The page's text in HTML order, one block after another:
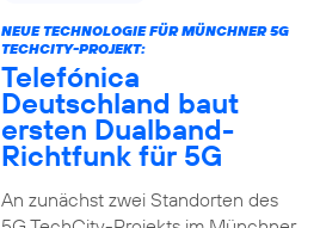
NEUE TECHNOLOGIE FÜR MÜNCHNER 5G
TECHCITY-PROJEKT:
Telefónica
Deutschland baut
ersten Dualband-
Richtfunk für 5G
An zunächst zwei Standorten des